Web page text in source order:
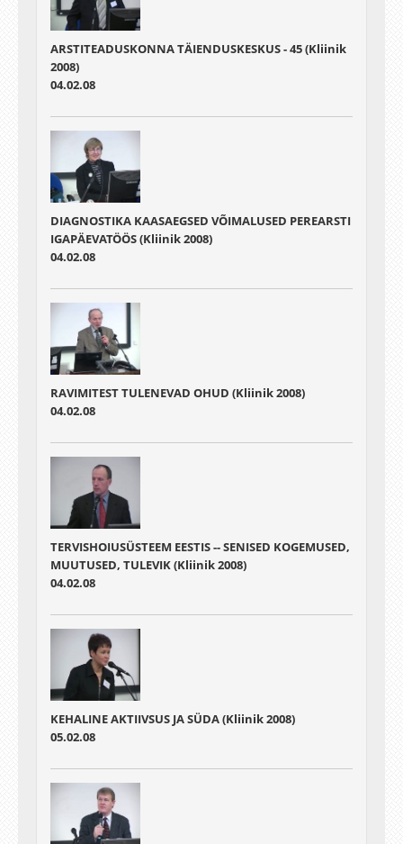
ARSTITEADUSKONNA TÄIENDUSKESKUS - 45 (Kliinik
2008)
04.02.08
DIAGNOSTIKA KAASAEGSED VÕIMALUSED PEREARSTI
IGAPÄEVATÖÖS (Kliinik 2008)
04.02.08
RAVIMITEST TULENEVAD OHUD (Kliinik 2008)
04.02.08
TERVISHOIUSÜSTEEM EESTIS -- SENISED KOGEMUSED,
MUUTUSED, TULEVIK (Kliinik 2008)
04.02.08
KEHALINE AKTIIVSUS JA SÜDA (Kliinik 2008)
05.02.08